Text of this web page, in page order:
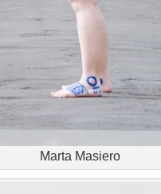
Marta Masiero